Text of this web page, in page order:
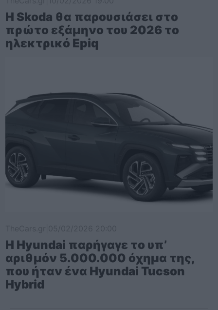
Η Skoda θα παρουσιάσει στο
πρώτο εξάμηνο του 2026 το
ηλεκτρικό Epiq
Η Hyundai παρήγαγε το υπ’
αριθμόν 5.000.000 όχημα της,
που ήταν ένα Hyundai Tucson
Hybrid